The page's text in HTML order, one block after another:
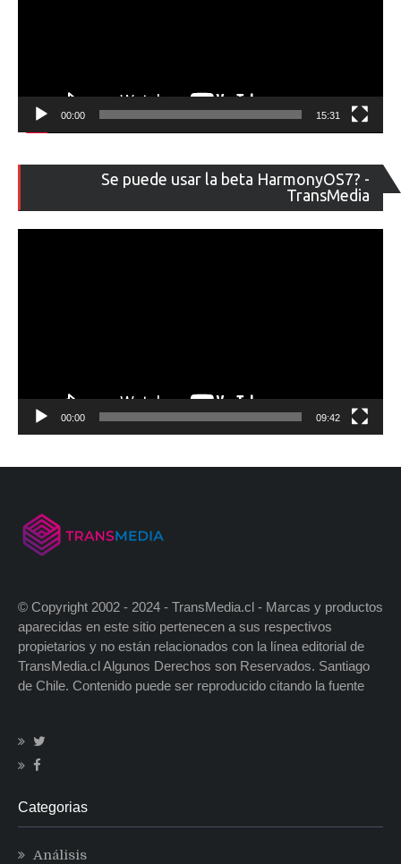
00:00 15:31
Se puede usar la beta HarmonyOS7? -
TransMedia
de
00:00 09:42
© Copyright 2002 - 2024 - TransMedia.cl - Marcas y productos
aparecidas en este sitio pertenecen a sus respectivos
propietarios y no están relacionados con la línea editorial de
TransMedia.cl Algunos Derechos son Reservados. Santiago
de Chile. Contenido puede ser reproducido citando la fuente
Categorias
Análisis